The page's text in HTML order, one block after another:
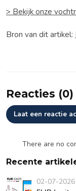
> Bekijk onze
Bron van dit artikel:
Reacties (0)
Laat een reactie
There are no
Recente
02-07-2026